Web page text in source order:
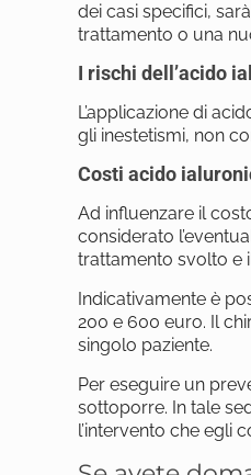
dei casi specifici,
trattamento o una
I rischi dell’acido
L’applicazione di
gli inestetismi, non
Costi acido
Ad influenzare il
considerato
trattamento svolto e
Indicativamente è
200 e 600 euro. Il
singolo paziente.
Per eseguire un
sottoporre. In tale
l’intervento che egli